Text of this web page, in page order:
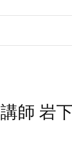
師 岩